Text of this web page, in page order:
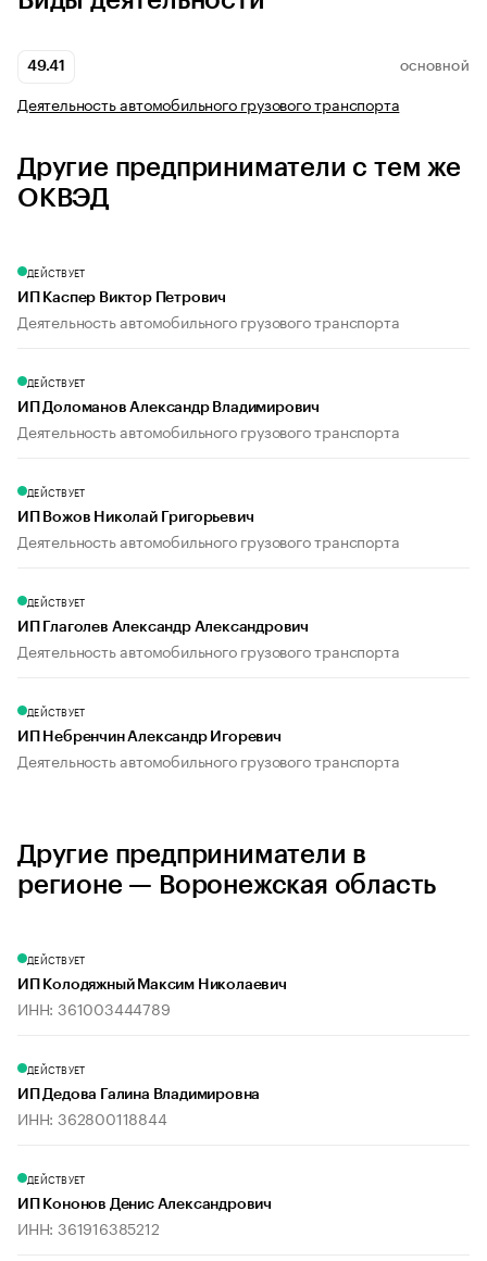
49.41 ОСНОВНОЙ
Деятельность автомобильного грузового транспорта
Другие предприниматели с тем же
ОКВЭД
ДЕЙСТВУЕТ
ИП Каспер Виктор Петрович
Деятельность автомобильного грузового транспорта
ДЕЙСТВУЕТ
ИП Доломанов Александр Владимирович
Деятельность автомобильного грузового транспорта
ДЕЙСТВУЕТ
ИП Вожов Николай Григорьевич
Деятельность автомобильного грузового транспорта
ДЕЙСТВУЕТ
ИП Глаголев Александр Александрович
Деятельность автомобильного грузового транспорта
ДЕЙСТВУЕТ
ИП Небренчин Александр Игоревич
Деятельность автомобильного грузового транспорта
Другие предприниматели в
регионе — Воронежская область
ДЕЙСТВУЕТ
ИП Колодяжный Максим Николаевич
ИНН: 361003444789
ДЕЙСТВУЕТ
ИП Дедова Галина Владимировна
ИНН: 362800118844
ДЕЙСТВУЕТ
ИП Кононов Денис Александрович
ИНН: 361916385212